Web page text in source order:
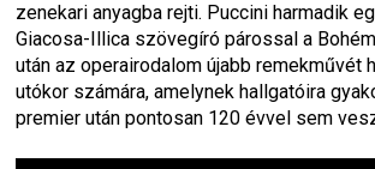
zenekari anyagba rejti. Puccini harmadik
Giacosa-Illica szövegíró párossal a
után az operairodalom újabb remekművét
utókor számára, amelynek hallgatóira
premier után pontosan 120 évvel sem